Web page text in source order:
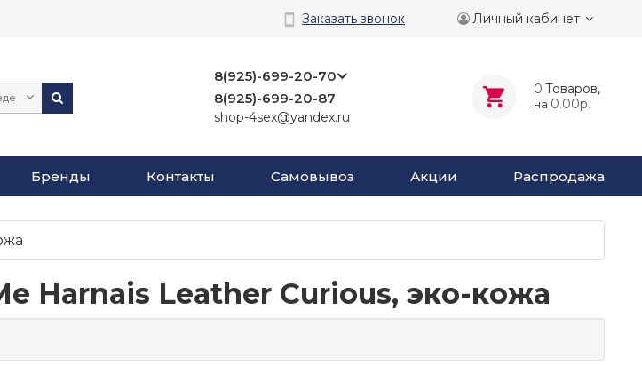
Заказать звонок Личный кабинет
8(925)-699-20-70
8(925)-699-20-87
shop-4sex@yandex.ru
0 Tоваров,
на 0.00р.
Бренды Контакты Самовывоз Акции Распродажа
Harnais Leather Curious, эко-кожа